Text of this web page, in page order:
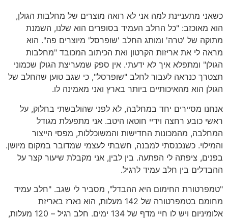
כשאני מתעניינת למה אני לא רואה מוצרים של מחלבות הגולן,
הוא מאוכזב: "כל החלב העמיד בסופרים הוא שלנו, השמנת
מתוקה של 'טרה' ומותג החלב 'שופרסל' מיוצרים פה". הוא
מראה לי את אריזות הקרטון ואת הכיתוב המכובד "מחלבות
הגולן" ומתפלא איך לא ידעתי. אין ספק שמעריצת הגולן שכמוני
תצטרך כנראה לעבור לחלב "שופרסל", כי שגב טוען שהחלב של
הגולן הוא מהאיכותיים ביותר בארץ ואני מאמינה לו.
אנחנו מסיירים יחד במחלבה, לא לפני שהולבשתי בחלוק, על
ראשי כובע רחצה וידיי חוטאו היטב. אני מתפעלת מגודל
המחלבה, מהמכונות החדישות והמשוכללות, מפסי הייצור
והמילוי. כשנכנסתי למבנה, חשבתי לעצמי שמדובר במקום מיושן.
בפנים, ציפתה לי הפתעה. בין לבין, אני מקבלת שיעור קצר על
ההבדלים בין חלב עמיד לרגיל.
"טמפרטורת החימום היא ההבדל", מסביר לי שגב. "חלב עמיד
מחומם בטמפרטורה של 142 מעלות, הוא נארז באריזת
אלומיניום ויש לו חיי מדף של 134 ימים. חלב רגיל – 120 מעלות,